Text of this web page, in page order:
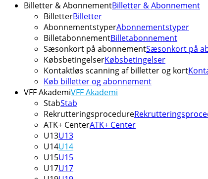
Billetter & AbonnementBilletter & Abonnement
BilletterBilletter
AbonnementstyperAbonnementstyper
BilletabonnementBilletabonnement
Sæsonkort på abonnementSæsonkort på
KøbsbetingelserKøbsbetingelser
Kontaktløs scanning af billetter og kort
Køb billetter og abonnement
VFF AkademiVFF Akademi
StabStab
Rekrutteringsprocedure
ATK+ CenterATK+ Center
U13U13
U14U14
U15U15
U17U17